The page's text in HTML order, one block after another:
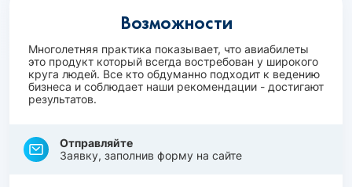
Возможности
Многолетняя практика показывает, что авиабилеты
это продукт который всегда востребован у широкого
круга людей. Все кто обдуманно подходит к ведению
бизнеса и соблюдает наши рекомендации - достигают
результатов.
Отправляйте
Заявку, заполнив форму на сайте